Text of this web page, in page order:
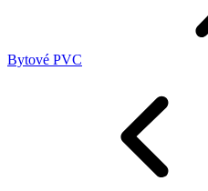
Bytové PVC